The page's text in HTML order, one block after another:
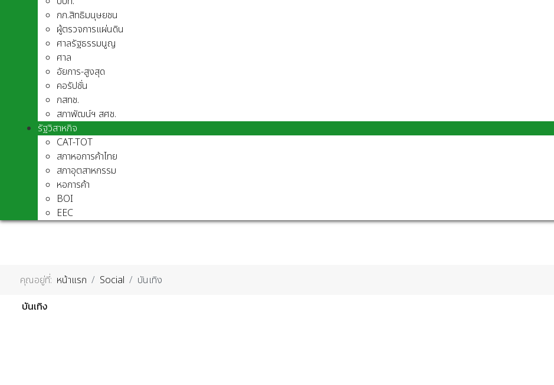
กก.สิทธิมนุษยชน
ผู้ตรวจการแผ่นดิน
ศาลรัฐธรรมนูญ
ศาล
อัยการ-สูงสุด
คอรัปชั่น
กสทช.
สภาพัฒน์ฯ สศช.
รัฐวิสาหกิจ
CAT-TOT
สภาหอการค้าไทย
สภาอุตสาหกรรม
หอการค้า
BOI
EEC
คุณอยู่ที่: หน้าแรก Social
บันเทิง
บันเทิง